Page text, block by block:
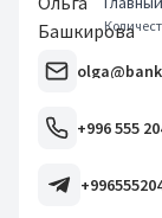
+996 555